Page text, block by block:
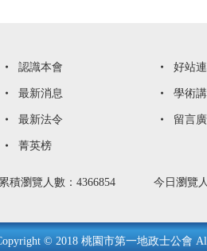
認識本會
最新消息
最新法令
菁英榜
好站
學術
留言
累積瀏覽人數：4366854 今日瀏覽
© 2018 桃園市第一地政士公會 All